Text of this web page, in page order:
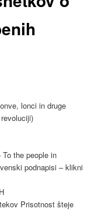
lonci in druge
the people in
podnapisi – klikni
Prisotnost šteje